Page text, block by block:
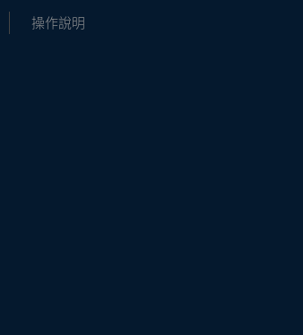
操作說明